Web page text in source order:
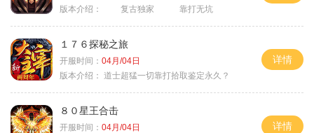
版本介绍：
复古独家 靠打无坑
１７６探秘之旅
开服时间： 04月/04日
版本介绍： 道士超猛一切靠打拾取鉴定永久？
详情
８０星王合击
开服时间： 04月/04日
详情